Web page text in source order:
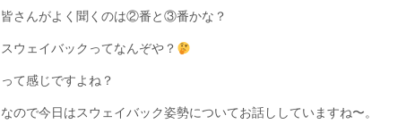
皆さんがよく聞くのは②番と③番かな？
スウェイバックってなんぞや？
って感じですよね？
なので今日はスウェイバック姿勢についてお話ししていますね〜。